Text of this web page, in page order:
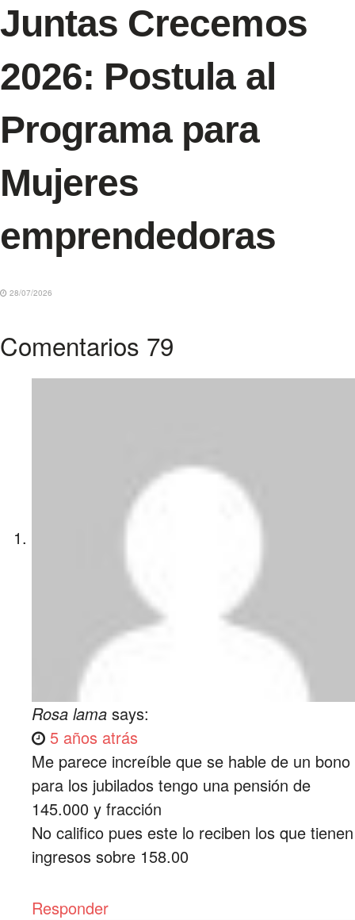
Juntas Crecemos
2026: Postula al
Programa para
Mujeres
emprendedoras
28/07/2026
Comentarios 79
Rosa lama says:
5 años atrás
Me parece increíble que se hable de un bono
para los jubilados tengo una pensión de
145.000 y fracción
No califico pues este lo reciben los que tienen
ingresos sobre 158.00
Responder